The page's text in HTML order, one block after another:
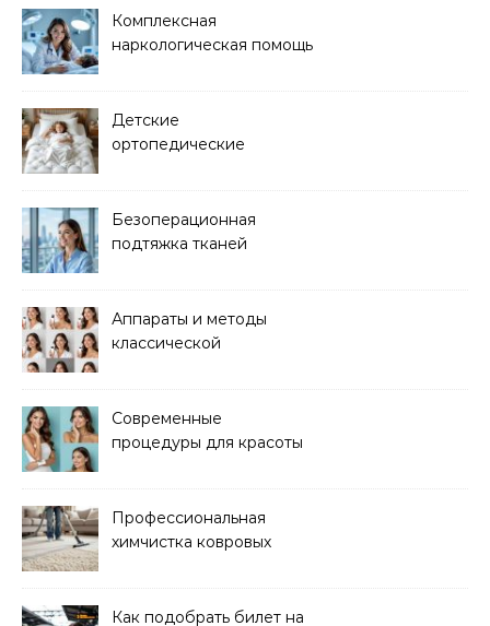
Комплексная
наркологическая помощь
Детские
ортопедические
Безоперационная
подтяжка тканей
Аппараты и методы
классической
Современные
процедуры для красоты
Профессиональная
химчистка ковровых
Как подобрать билет на